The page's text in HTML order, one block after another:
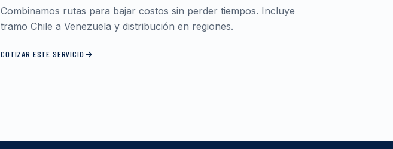
Combinamos rutas para bajar costos sin perder tiempos. Incluye
tramo Chile a Venezuela y distribución en regiones.
COTIZAR ESTE SERVICIO